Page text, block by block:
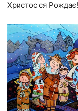
Христос ся Рождає!